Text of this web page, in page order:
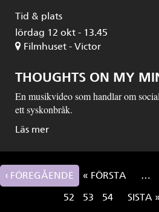
Tid & plats
lördag 12 okt - 13.45
Filmhuset - Victor
THOUGHTS ON MY
En musikvideo som handlar om
ett syskonbråk.
Läs mer
Sidor
« FÖRSTA
‹ FÖREGÅENDE …
52
53 54 SISTA »